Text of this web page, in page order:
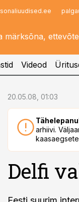
Videod
20.05.08, 01:03
arhiivi.
Delfi